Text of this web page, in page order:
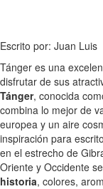
Escrito por: Juan Luis
Tánger es una
disfrutar de sus
Tánger, conocida
combina lo mejor de
europea y un aire
inspiración para
en el estrecho de
Oriente y Occidente
historia, colores,